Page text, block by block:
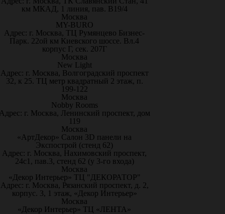
км МКАД, 1 линия, пав. В19/4
Москва
MY-BURO
Адрес: г. Москва, ТЦ Румянцево Бизнес-
Парк. 22ой км Киевского шоссе. Вл.4
корпус Г, сек. 207Г
Москва
New Light
Адрес: г. Москва, Волгоградский проспект
32, к 25. ТЦ метр квадратный 2 этаж, п.
199-122
Москва
Nobby Rooms
г. Москва, Ленинский проспект, дом
119
Москва
«АртДекор» Салон 3D панели на
Экспострой (стенд 62)
Адрес: г. Москва, Нахимовский проспект,
24с1, пав.3, стенд 62 (у 3-го входа)
Москва
«Декор Интерьер» ТЦ "ДЕКОРАТОР"
Адрес: г. Москва, Рязанский проспект, д. 2,
корпус. 3, 1 этаж, «Декор Интерьер»
Москва
«Декор Интерьер» ТЦ «ЛЕНТА»